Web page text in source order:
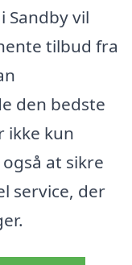
Sandby vil
tilbud fra
den bedste
ikke kun
at sikre
service, der